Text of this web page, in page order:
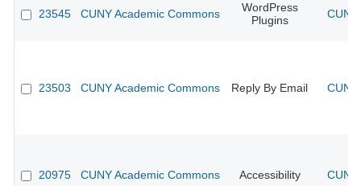
23545 CUNY Academic Commons
WordPress
Plugins
23503 CUNY Academic Commons Reply By Email
20975 CUNY Academic Commons Accessibility